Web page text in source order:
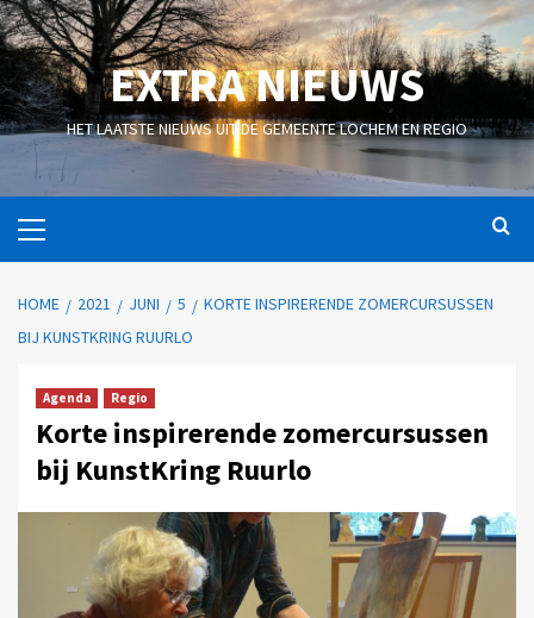
EXTRA NIEUWS
HET LAATSTE NIEUWS UIT DE GEMEENTE LOCHEM EN REGIO
HOME 2021 JUNI 5
KORTE INSPIRERENDE ZOMERCURSUSSEN
BIJ KUNSTKRING RUURLO
Agenda Regio
Korte inspirerende zomercursussen
bij KunstKring Ruurlo